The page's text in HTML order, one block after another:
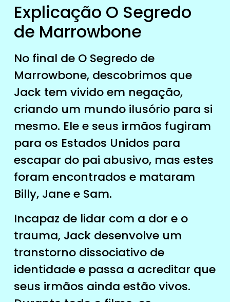
Explicação O Segredo
de Marrowbone
No final de O Segredo de
Marrowbone, descobrimos que
Jack tem vivido em negação,
criando um mundo ilusório para si
mesmo. Ele e seus irmãos fugiram
para os Estados Unidos para
escapar do pai abusivo, mas estes
foram encontrados e mataram
Billy, Jane e Sam.
Incapaz de lidar com a dor e o
trauma, Jack desenvolve um
transtorno dissociativo de
identidade e passa a acreditar que
seus irmãos ainda estão vivos.